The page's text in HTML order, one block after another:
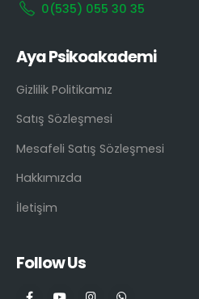
0(535) 055 30 35
Aya Psikoakademi
Gizlilik Politikamız
Satış Sözleşmesi
Mesafeli Satış Sözleşmesi
Hakkımızda
İletişim
Follow Us